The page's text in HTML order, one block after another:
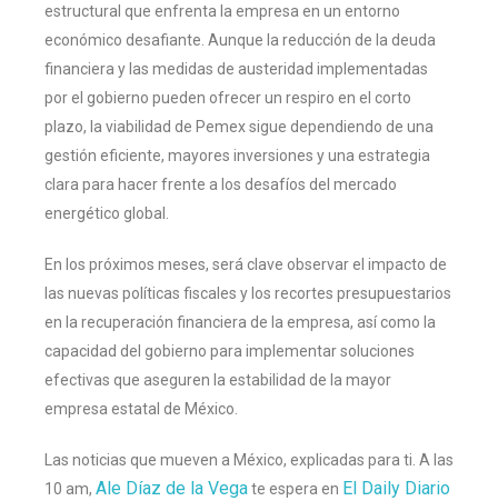
estructural que enfrenta la empresa en un entorno
económico desafiante. Aunque la reducción de la deuda
financiera y las medidas de austeridad implementadas
por el gobierno pueden ofrecer un respiro en el corto
plazo, la viabilidad de Pemex sigue dependiendo de una
gestión eficiente, mayores inversiones y una estrategia
clara para hacer frente a los desafíos del mercado
energético global.
En los próximos meses, será clave observar el impacto de
las nuevas políticas fiscales y los recortes presupuestarios
en la recuperación financiera de la empresa, así como la
capacidad del gobierno para implementar soluciones
efectivas que aseguren la estabilidad de la mayor
empresa estatal de México.
Las noticias que mueven a México, explicadas para ti. A las
10 am, Ale Díaz de la Vegate espera en El Daily Diario